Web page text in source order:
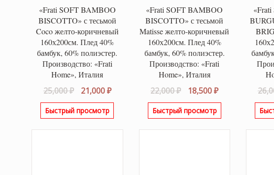
«Frati SOFT BAMBOO
BISCOTTO» с тесьмой
Coco желто-коричневый
160х200см. Плед 40%
бамбук, 60% полиэстер.
Производство: «Frati
Home», Италия
25,000₽
Первоначальная
цена
составляла
21,000₽Текущая
цена:
Быстрый просмотр
«Frati SOFT BAMBOO
BISCOTTO» с тесьмой
Matisse желто-коричневый
160х200см. Плед 40%
бамбук, 60% полиэстер.
Производство: «Frati
Home», Италия
22,000₽
Первоначальная
цена
составляла
18,500₽Текущая
цена:
Быстрый просмотр